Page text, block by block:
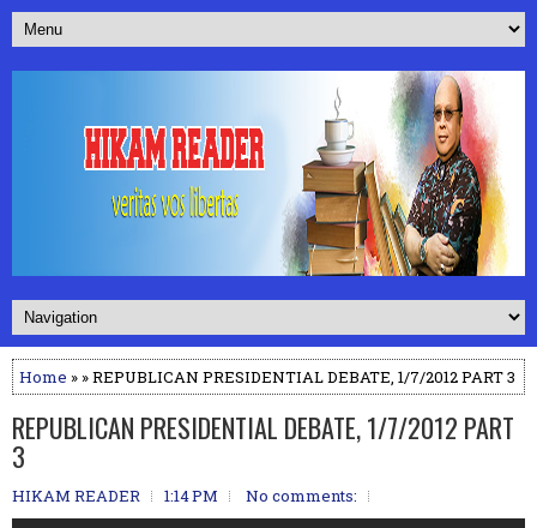
Home » » REPUBLICAN PRESIDENTIAL DEBATE, 1/7/2012 PART 3
REPUBLICAN PRESIDENTIAL DEBATE, 1/7/2012 PART
3
HIKAM READER 1:14 PM No comments: